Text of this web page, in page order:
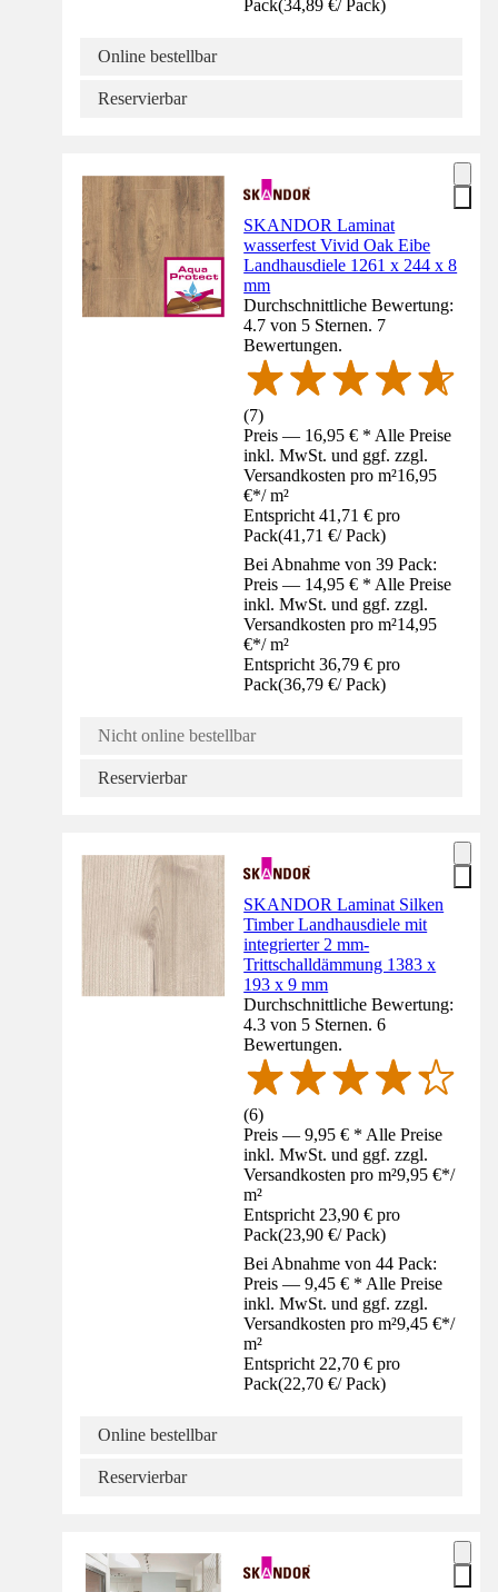
Pack(34,89 €/ Pack)
Online bestellbar
Reservierbar
SKANDOR Laminat
wasserfest Vivid Oak Eibe
Landhausdiele 1261 x 244 x 8
mm
Durchschnittliche Bewertung:
4.7 von 5 Sternen. 7
Bewertungen.
(7)
Preis — 16,95 € * Alle Preise
inkl. MwSt. und ggf. zzgl.
Versandkosten pro m²16,95
€*/ m²
Entspricht 41,71 € pro
Pack(41,71 €/ Pack)
Bei Abnahme von 39 Pack:
Preis — 14,95 € * Alle Preise
inkl. MwSt. und ggf. zzgl.
Versandkosten pro m²14,95
€*/ m²
Entspricht 36,79 € pro
Pack(36,79 €/ Pack)
Nicht online bestellbar
Reservierbar
SKANDOR Laminat Silken
Timber Landhausdiele mit
integrierter 2 mm-
Trittschalldämmung 1383 x
193 x 9 mm
Durchschnittliche Bewertung:
4.3 von 5 Sternen. 6
Bewertungen.
(6)
Preis — 9,95 € * Alle Preise
inkl. MwSt. und ggf. zzgl.
Versandkosten pro m²9,95 €*/
m²
Entspricht 23,90 € pro
Pack(23,90 €/ Pack)
Bei Abnahme von 44 Pack:
Preis — 9,45 € * Alle Preise
inkl. MwSt. und ggf. zzgl.
Versandkosten pro m²9,45 €*/
m²
Entspricht 22,70 € pro
Pack(22,70 €/ Pack)
Online bestellbar
Reservierbar